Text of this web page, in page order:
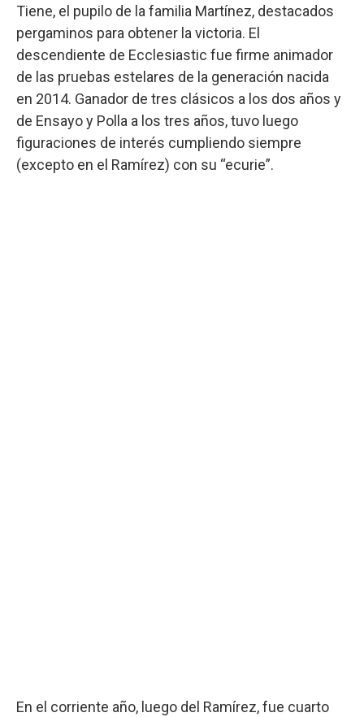
Tiene, el pupilo de la familia Martínez, destacados
pergaminos para obtener la victoria. El
descendiente de Ecclesiastic fue firme animador
de las pruebas estelares de la generación nacida
en 2014. Ganador de tres clásicos a los dos años y
de Ensayo y Polla a los tres años, tuvo luego
figuraciones de interés cumpliendo siempre
(excepto en el Ramírez) con su “ecurie”.
En el corriente año, luego del Ramírez, fue cuarto